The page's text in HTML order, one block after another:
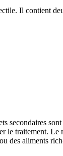
Il contient
secondaires
le traitement.
des aliments